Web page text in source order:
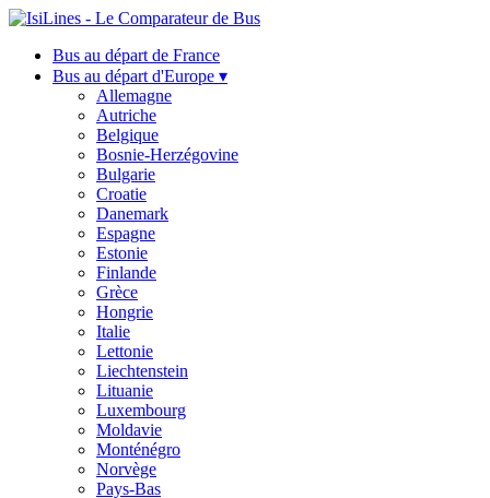
Bus au départ de France
Bus au départ d'Europe ▾
Allemagne
Autriche
Belgique
Bosnie-Herzégovine
Bulgarie
Croatie
Danemark
Espagne
Estonie
Finlande
Grèce
Hongrie
Italie
Lettonie
Liechtenstein
Lituanie
Luxembourg
Moldavie
Monténégro
Norvège
Pays-Bas